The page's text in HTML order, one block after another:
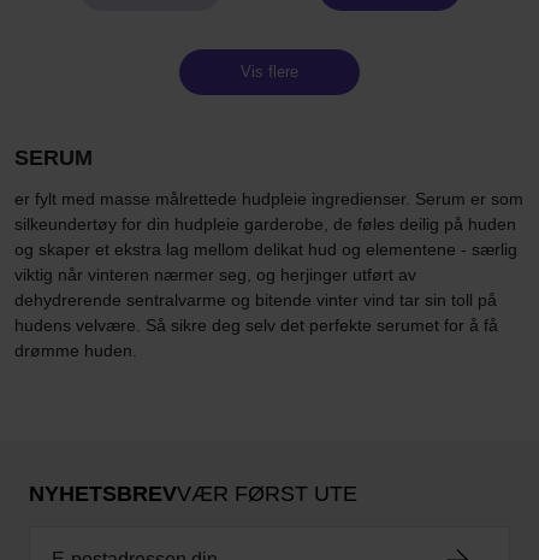
Vis flere
SERUM
er fylt med masse målrettede hudpleie ingredienser. Serum er som
silkeundertøy for din hudpleie garderobe, de føles deilig på huden
og skaper et ekstra lag mellom delikat hud og elementene - særlig
viktig når vinteren nærmer seg, og herjinger utført av
dehydrerende sentralvarme og bitende vinter vind tar sin toll på
hudens velvære. Så sikre deg selv det perfekte serumet for å få
drømme huden.
NYHETSBREVVÆR FØRST UTE